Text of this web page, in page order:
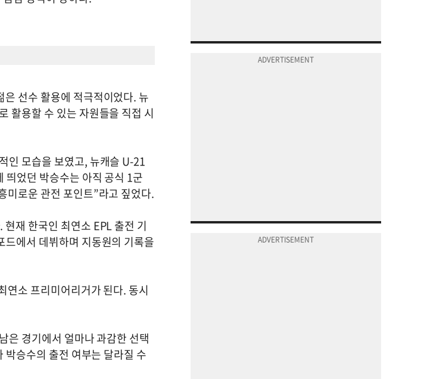
선수 활용에 적극적이었다. 뉴
활용할 수 있는 자원들을 직접 시
인 모습을 보였고, 뉴캐슬 U-21
띄었던 박승수는 아직 공식 1군
미로운 관전 포인트”라고 짚었다.
재 한국인 최연소 EPL 출전 기
에서 데뷔하며 지동원의 기록을
연소 프리미어리거가 된다. 동시
은 경기에서 얼마나 과감한 선택
승수의 출전 여부는 달라질 수